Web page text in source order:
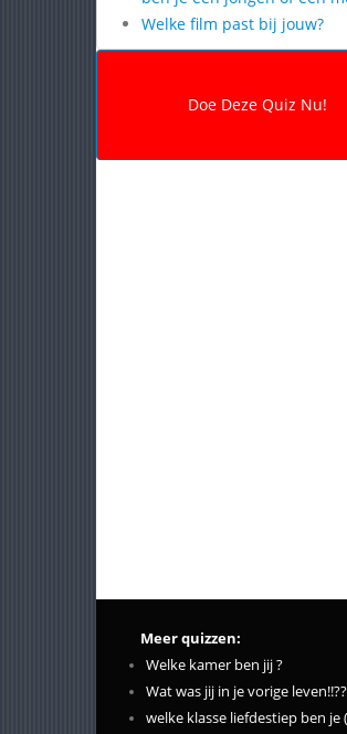
Welke film past bij jouw?
Meer quizzen:
Welke kamer ben jij ?
Wat was jij in je vorige leven!!??
welke klasse liefdestiep ben je